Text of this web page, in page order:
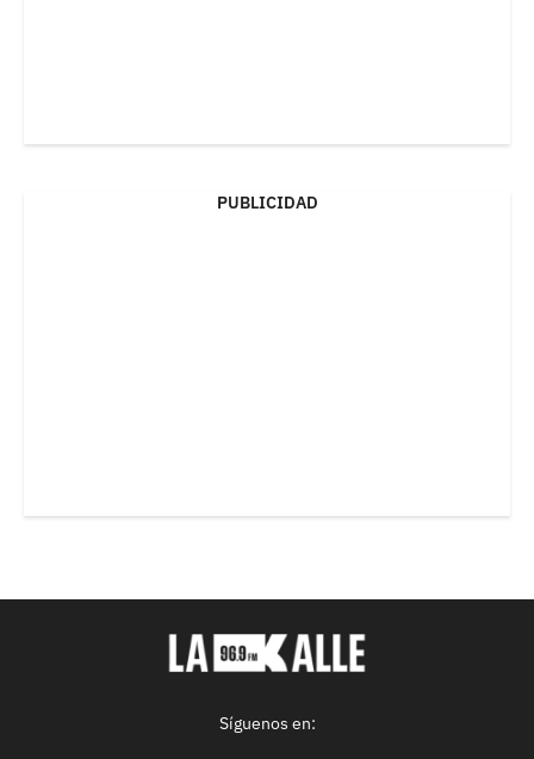
PUBLICIDAD
Síguenos en: